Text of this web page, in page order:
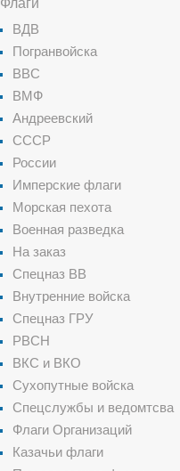
Флаги
ВДВ
Погранвойска
ВВС
ВМФ
Андреевский
СССР
России
Имперские флаги
Морская пехота
Военная разведка
На заказ
Спецназ ВВ
Внутренние войска
Спецназ ГРУ
РВСН
ВКС и ВКО
Сухопутные войска
Спецслужбы и ведомтсва
Флаги Организаций
Казачьи флаги